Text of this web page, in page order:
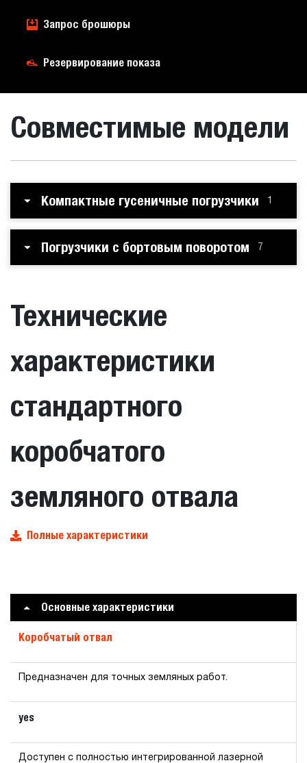
Запрос брошюры
Резервирование показа
Совместимые модели
Компактные гусеничные погрузчики 1
Погрузчики с бортовым поворотом 7
Технические
характеристики
стандартного
коробчатого
земляного отвала
Полные характеристики
Основные характеристики
Коробчатый отвал
Предназначен для точных земляных работ.
yes
Доступен с полностью интегрированной лазерной